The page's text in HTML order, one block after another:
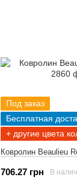
Под заказ
Бесплатная
+ другие цвета
Ковролин Beaulieu
706.27 грн В